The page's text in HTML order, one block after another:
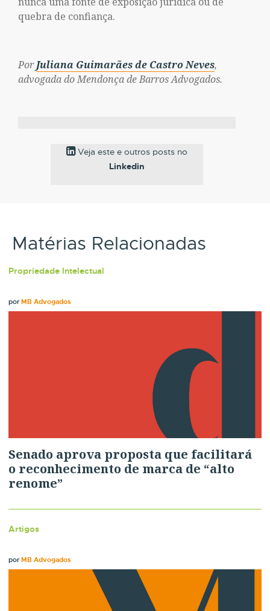
quebra de confiança.
PorJuliana Guimarães de Castro Neves,
advogada do Mendonça de Barros Advogados.
Veja este e outros posts no
Linkedin
Matérias Relacionadas
Propriedade Intelectual
porMB Advogados
Senado aprova proposta que facilitará
o reconhecimento de marca de “alto
renome”
Artigos
porMB Advogados